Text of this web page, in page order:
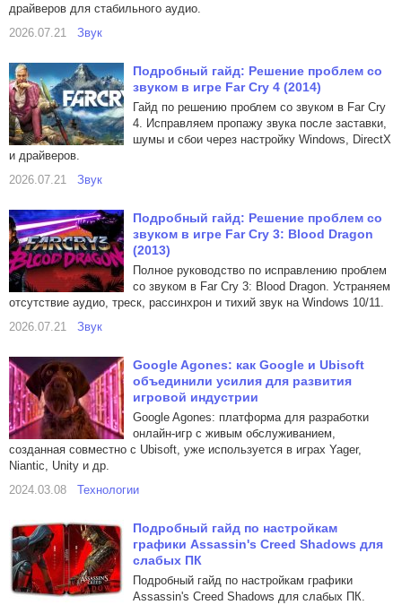
драйверов для стабильного аудио.
2026.07.21
Звук
Подробный гайд: Решение проблем со
звуком в игре Far Cry 4 (2014)
Гайд по решению проблем со звуком в Far Cry
4. Исправляем пропажу звука после заставки,
шумы и сбои через настройку Windows, DirectX
и драйверов.
2026.07.21
Звук
Подробный гайд: Решение проблем со
звуком в игре Far Cry 3: Blood Dragon
(2013)
Полное руководство по исправлению проблем
со звуком в Far Cry 3: Blood Dragon. Устраняем
отсутствие аудио, треск, рассинхрон и тихий звук на Windows 10/11.
2026.07.21
Звук
Google Agones: как Google и Ubisoft
объединили усилия для развития
игровой индустрии
Google Agones: платформа для разработки
онлайн-игр с живым обслуживанием,
созданная совместно с Ubisoft, уже используется в играх Yager,
Niantic, Unity и др.
2024.03.08
Технологии
Подробный гайд по настройкам
графики Assassin's Creed Shadows для
слабых ПК
Подробный гайд по настройкам графики
Assassin's Creed Shadows для слабых ПК.